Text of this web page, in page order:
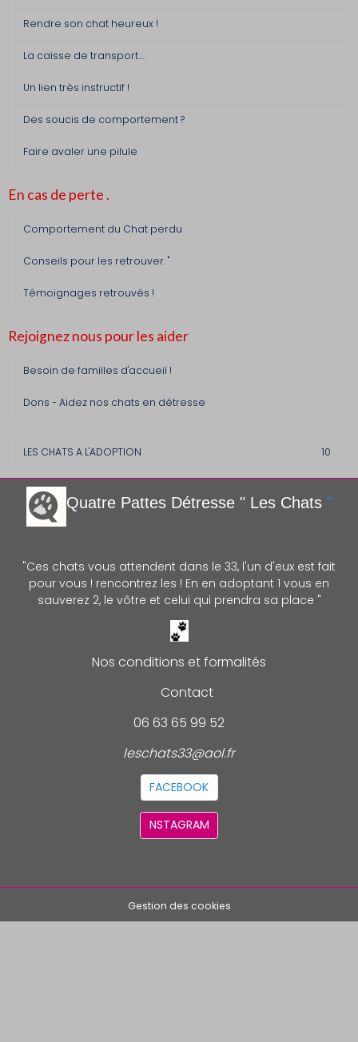
Rendre son chat heureux !
La caisse de transport....
Un lien très instructif !
Des soucis de comportement ?
Faire avaler une pilule
En cas de perte .
Comportement du Chat perdu
Conseils pour les retrouver. "
Témoignages retrouvés !
Rejoignez nous pour les aider
Besoin de familles d'accueil !
Dons - Aidez nos chats en détresse
LES CHATS A L'ADOPTION 10
Quatre Pattes Détresse " Les Chats "
"Ces chats vous attendent dans le 33, l'un d'eux est fait
pour vous ! rencontrez les ! En en adoptant 1 vous en
sauverez 2, le vôtre et celui qui prendra sa place "
Nos conditions et formalités
Contact
06 63 65 99 52
leschats33@aol.fr
FACEBOOK
NSTAGRAM
Gestion des cookies